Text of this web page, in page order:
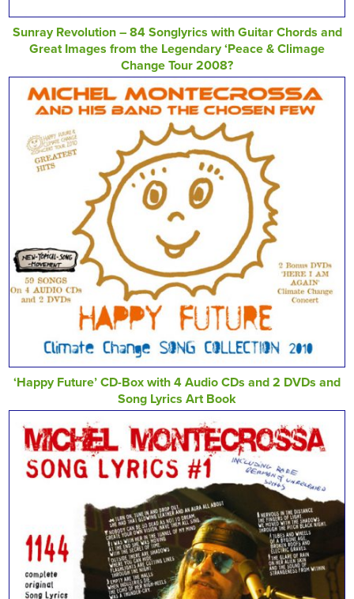
Sunray Revolution – 84 Songlyrics with Guitar Chords and
Great Images from the Legendary ‘Peace & Climage
Change Tour 2008?
‘Happy Future’ CD-Box with 4 Audio CDs and 2 DVDs and
Song Lyrics Art Book